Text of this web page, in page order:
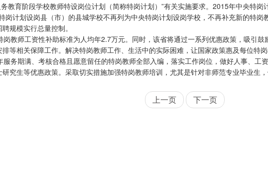
教育阶段学校教师特设岗位计划（简称特岗计划）”有关实施要求。2015年中央特岗
计划设岗县（市）的县城学校不再列为中央特岗计划设岗学校，不再补充新的特
规模实行总量控制。
教师工资性补助标准为人均年2.7万元。同时，该省将通过一系列优惠政策，吸引
等相关保障工作。解决特岗教师工作、生活中的实际困难，让国家政策惠及每位特
务期满、考核合格且愿意留任的特岗教师全部入编，落实工作岗位，做好人事、工
究生等优惠政策。采取切实措施加强特岗教师培训，尤其是针对非师范专业毕业生
上一页 下一页